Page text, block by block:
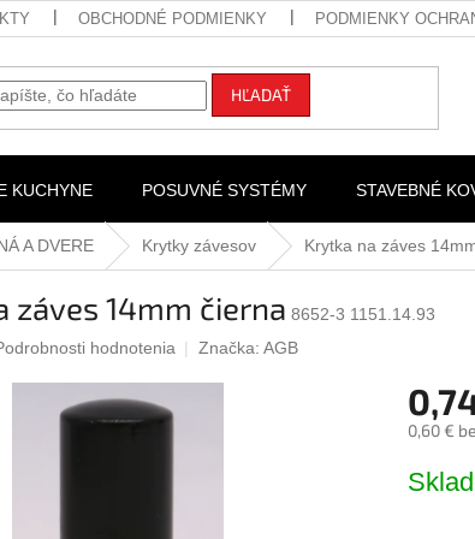
OBCHODNÉ PODMIENKY PODMIENKY
HĽADAŤ
KUCHYNE POSUVNÉ SYSTÉMY STAVEBNÉ
A DVERE Krytky závesov Krytka na záves
záves 14mm čierna 8652-3 1151.14.93
hodnotenia Značka: AGB
0,60 €
cena: